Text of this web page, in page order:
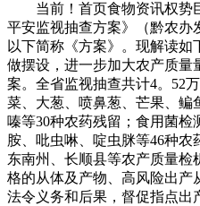
当前！首页食物资讯权势巨
平安监视抽查方案》（黔农办
以下简称《方案》。现解读
做摆设，进一步加大农产质量
案。全省监视抽查共计4。52
菜、大葱、喷鼻葱、芒果、鳊
嗪等30种农药残留；食用菌
胺、吡虫啉、啶虫脒等46种
东南州、长顺县等农产质量检
格的从体及产物、高风险出产
法令义务和后果，督促指点出